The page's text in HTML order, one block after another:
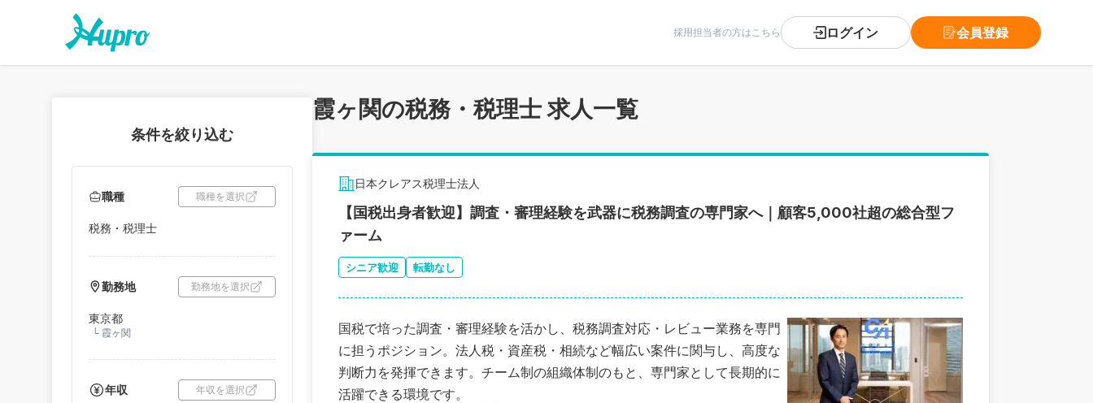
採用担当者の方はこちら ログイン 会員登録
条件を絞り込む
職種 職種を選択
税務・税理士
勤務地 勤務地を選択
東京都
└ 霞ヶ関
年収 年収を選択
霞ヶ関の税務・税理士 求人一覧
日本クレアス税理士法人
【国税出身者歓迎】調査・審理経験を武器に税務調査の専門家へ｜顧客5,000社超の総合型フ
ァーム
シニア歓迎 転勤なし
国税で培った調査・審理経験を活かし、税務調査対応・レビュー業務を専門
に担うポジション。法人税・資産税・相続など幅広い案件に関与し、高度な
判断力を発揮できます。チーム制の組織体制のもと、専門家として長期的に
活躍できる環境です。